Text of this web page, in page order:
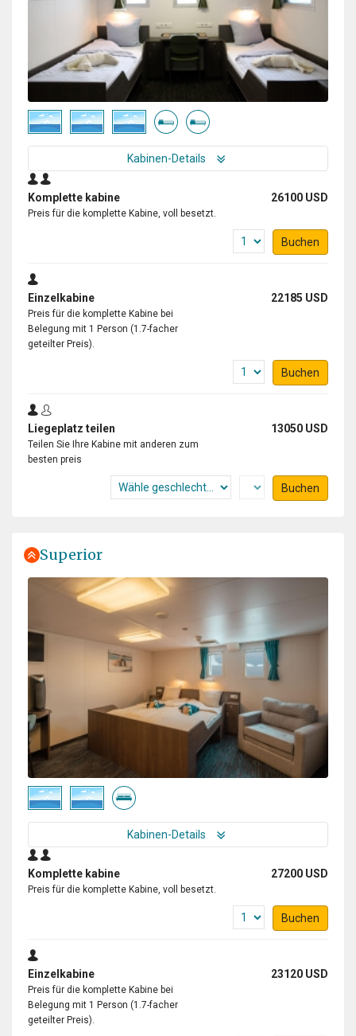
Kabinen-Details
Komplette kabine 26100 USD
Preis für die komplette Kabine, voll besetzt.
Buchen
Einzelkabine 22185 USD
Preis für die komplette Kabine bei
Belegung mit 1 Person (1.7-facher
geteilter Preis).
Buchen
Liegeplatz teilen 13050 USD
Teilen Sie Ihre Kabine mit anderen zum
besten preis
Buchen
Superior
Kabinen-Details
Komplette kabine 27200 USD
Preis für die komplette Kabine, voll besetzt.
Buchen
Einzelkabine 23120 USD
Preis für die komplette Kabine bei
Belegung mit 1 Person (1.7-facher
geteilter Preis).